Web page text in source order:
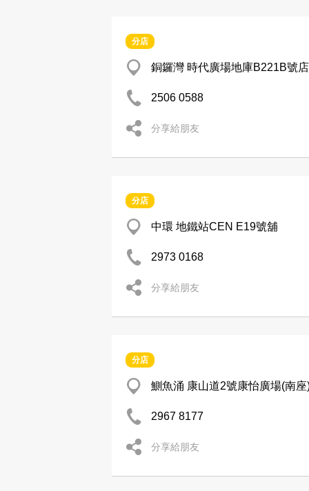
分店
銅鑼灣 時代廣場地庫B221B號店
2506 0588
分享給朋友
分店
中環 地鐵站CEN E19號舖
2973 0168
分享給朋友
分店
鰂魚涌 康山道2號康怡廣場(南
2967 8177
分享給朋友